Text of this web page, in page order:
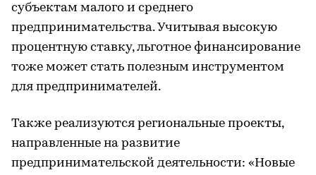
субъектам малого и среднего
предпринимательства. Учитывая высокую
процентную ставку, льготное финансирование
тоже может стать полезным инструментом
для предпринимателей.
Также реализуются региональные проекты,
направленные на развитие
предпринимательской деятельности: «Новые